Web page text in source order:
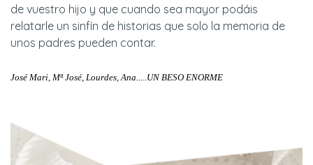
de vuestro hijo y que cuando sea mayor podáis
relatarle un sinfín de historias que solo la memoria de
unos padres pueden contar.
José Mari, Mª José, Lourdes, Ana.....UN BESO ENORME